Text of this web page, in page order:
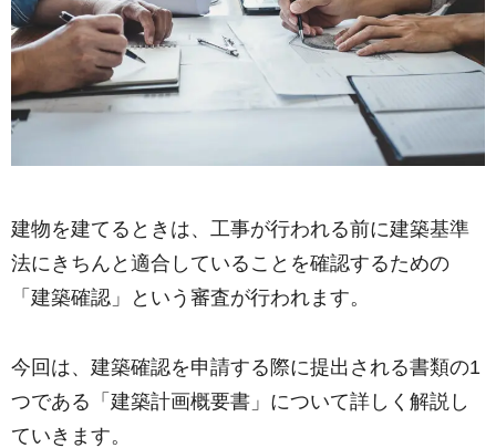
建物を建てるときは、工事が行われる前に建築基準
法にきちんと適合していることを確認するための
「建築確認」という審査が行われます。
今回は、建築確認を申請する際に提出される書類の1
つである「建築計画概要書」について詳しく解説し
ていきます。